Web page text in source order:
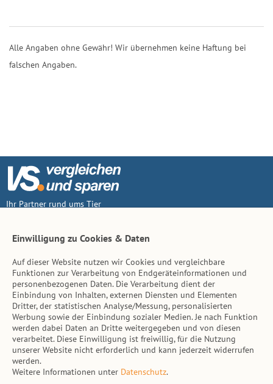
Alle Angaben ohne Gewähr! Wir übernehmen keine Haftung bei
falschen Angaben.
Ihr Partner rund ums Tier
Inhalt
Tierarzt-Suche
Hinweise
AGB
Impressum
Datenschutz
Einwilligung zu Cookies & Daten
Auf dieser Website nutzen wir Cookies und vergleichbare
Funktionen zur Verarbeitung von Endgeräteinformationen und
personenbezogenen Daten. Die Verarbeitung dient der
Einbindung von Inhalten, externen Diensten und Elementen
Dritter, der statistischen Analyse/Messung, personalisierten
Werbung sowie der Einbindung sozialer Medien. Je nach Funktion
werden dabei Daten an Dritte weitergegeben und von diesen
verarbeitet. Diese Einwilligung ist freiwillig, für die Nutzung
unserer Website nicht erforderlich und kann jederzeit widerrufen
werden.
Weitere Informationen unter Datenschutz.